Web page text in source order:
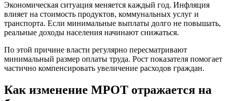
Экономическая ситуация меняется каждый год. Инфляция
влияет на стоимость продуктов, коммунальных услуг и
транспорта. Если минимальные выплаты долго не повышать,
реальные доходы населения начинают снижаться.
По этой причине власти регулярно пересматривают
минимальный размер оплаты труда. Рост показателя помогает
частично компенсировать увеличение расходов граждан.
Как изменение МРОТ отражается на